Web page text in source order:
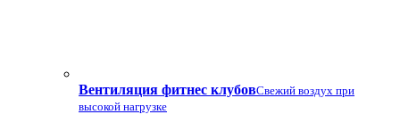
Вентиляция фитнес клубовСвежий воздух при
высокой нагрузке